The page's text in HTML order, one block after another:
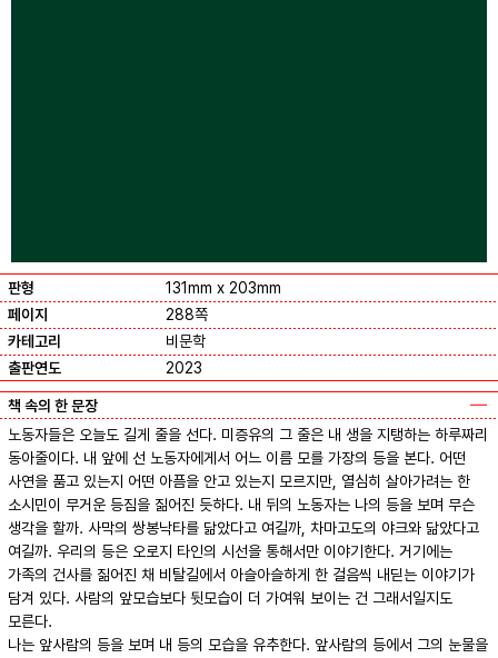
판형
131mm x 203mm
페이지
288쪽
카테고리
비문학
출판연도
2023
책 속의 한 문장
노동자들은 오늘도 길게 줄을 선다. 미증유의 그 줄은 내 생을 지탱하는 하루짜리
동아줄이다. 내 앞에 선 노동자에게서 어느 이름 모를 가장의 등을 본다. 어떤
사연을 품고 있는지 어떤 아픔을 안고 있는지 모르지만, 열심히 살아가려는 한
소시민이 무거운 등짐을 짊어진 듯하다. 내 뒤의 노동자는 나의 등을 보며 무슨
생각을 할까. 사막의 쌍봉낙타를 닮았다고 여길까, 차마고도의 야크와 닮았다고
여길까. 우리의 등은 오로지 타인의 시선을 통해서만 이야기한다. 거기에는
가족의 건사를 짊어진 채 비탈길에서 아슬아슬하게 한 걸음씩 내딛는 이야기가
담겨 있다. 사람의 앞모습보다 뒷모습이 더 가여워 보이는 건 그래서일지도
모른다.
나는 앞사람의 등을 보며 내 등의 모습을 유추한다. 앞사람의 등에서 그의 눈물을